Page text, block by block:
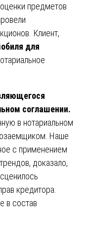
предметов
Клиент,
для
соглашении.
в нотариальном
Наше
с применением
доказало,
кредитора.
в состав